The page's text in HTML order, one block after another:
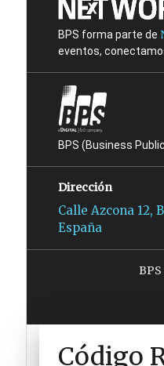
BPS forma parte de
eventos,
BPS (Business
Dirección
Calle Azcona 12,
España
Código